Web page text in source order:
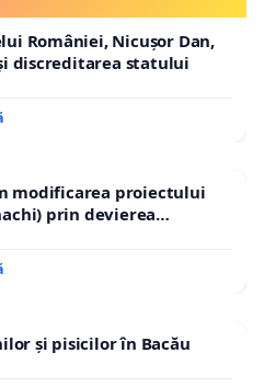
României, Nicușor Dan,
discreditarea statului
modificarea proiectului
prin devierea
și pisicilor în Bacău